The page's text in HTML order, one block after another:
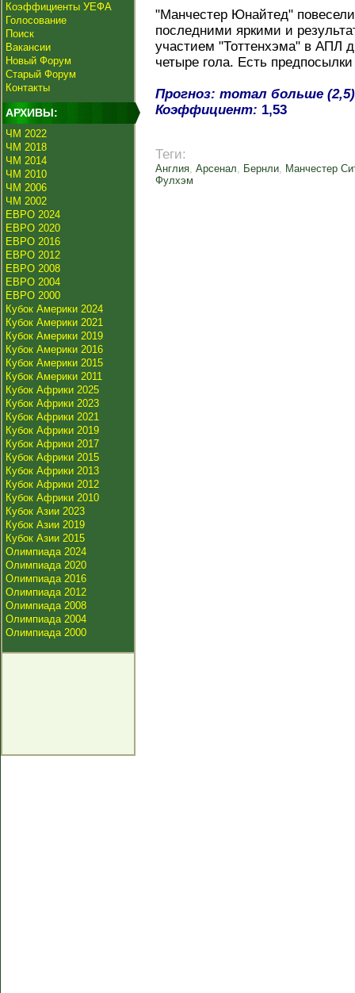
Коэффициенты УЕФА
Голосование
Поиск
Вакансии
Новый Форум
Старый Форум
Контакты
АРХИВЫ:
ЧМ 2022
ЧМ 2018
ЧМ 2014
ЧМ 2010
ЧМ 2006
ЧМ 2002
ЕВРО 2024
ЕВРО 2020
ЕВРО 2016
ЕВРО 2012
ЕВРО 2008
ЕВРО 2004
ЕВРО 2000
Кубок Америки 2024
Кубок Америки 2021
Кубок Америки 2019
Кубок Америки 2016
Кубок Америки 2015
Кубок Америки 2011
Кубок Африки 2025
Кубок Африки 2023
Кубок Африки 2021
Кубок Африки 2019
Кубок Африки 2017
Кубок Африки 2015
Кубок Африки 2013
Кубок Африки 2012
Кубок Африки 2010
Кубок Азии 2023
Кубок Азии 2019
Кубок Азии 2015
Олимпиада 2024
Олимпиада 2020
Олимпиада 2016
Олимпиада 2012
Олимпиада 2008
Олимпиада 2004
Олимпиада 2000
"Манчестер Юнайтед"
последними яркими и
участием "Тоттенхэма" в АПЛ
четыре гола. Есть
Прогноз: тотал больше (2,5)
Коэффициент: 1,53
Теги:
Англия, Арсенал, Бернли, Манчестер
Фулхэм